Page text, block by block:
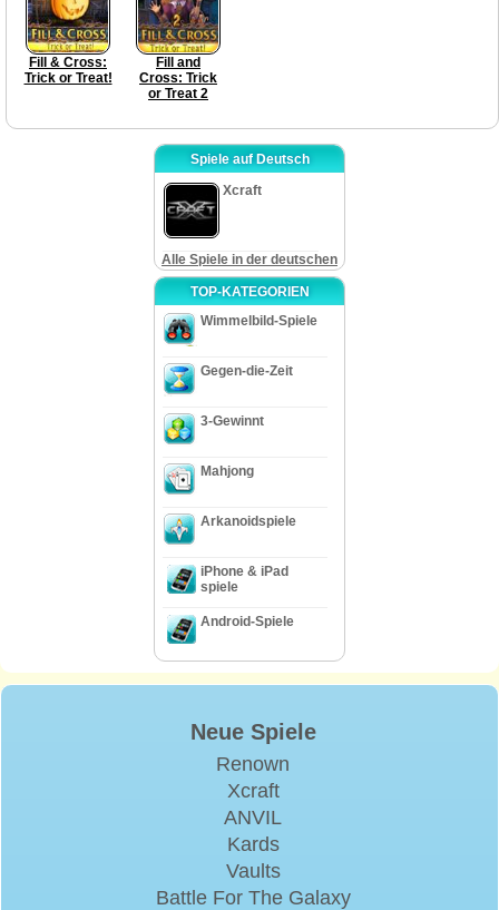
Fill & Cross:
Trick or Treat!
Fill and
Cross: Trick
or Treat 2
Spiele auf Deutsch
Xcraft
Alle Spiele in der deutschen
TOP-KATEGORIEN
Wimmelbild-Spiele
Gegen-die-Zeit
3-Gewinnt
Mahjong
Arkanoidspiele
iPhone & iPad
spiele
Android-Spiele
Neue Spiele
Renown
Xcraft
ANVIL
Kards
Vaults
Battle For The Galaxy